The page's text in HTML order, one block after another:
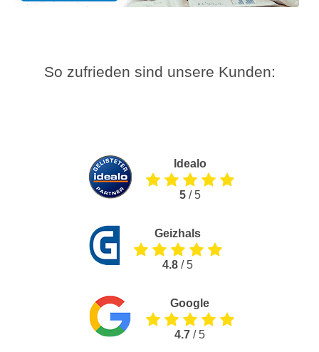
So zufrieden sind unsere Kunden:
Idealo
5/ 5
Geizhals
4.8 / 5
Google
4.7 / 5